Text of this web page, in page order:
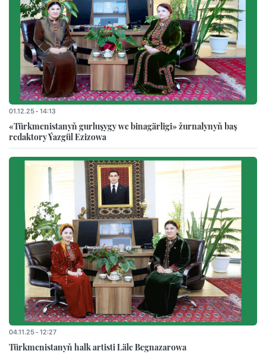
01.12.25 - 14:13
«Türkmenistanyň gurluşygy we binagärligi» žurnalynyň baş
redaktory Ýazgül Ezizowa
04.11.25 - 12:27
Türkmenistanyň halk artisti Läle Begnazarowa